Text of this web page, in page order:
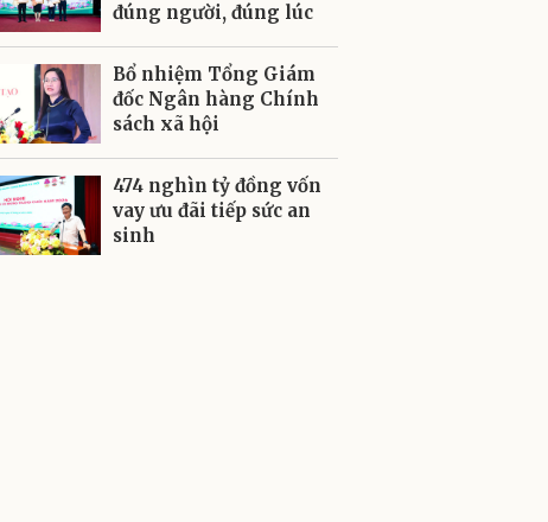
đúng người, đúng lúc
Bổ nhiệm Tổng Giám
đốc Ngân hàng Chính
sách xã hội
474 nghìn tỷ đồng vốn
vay ưu đãi tiếp sức an
sinh